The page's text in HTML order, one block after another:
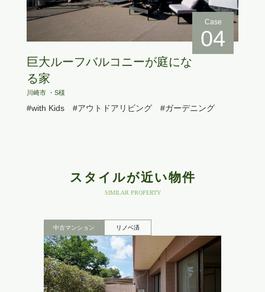
Case
04
巨大ルーフバルコニーが庭にな
る家
川崎市 ・S様
#with Kids #アウトドアリビング #ガーデニング
スタイルが近い物件
SIMILAR PROPERTY
中古マンション リノベ済